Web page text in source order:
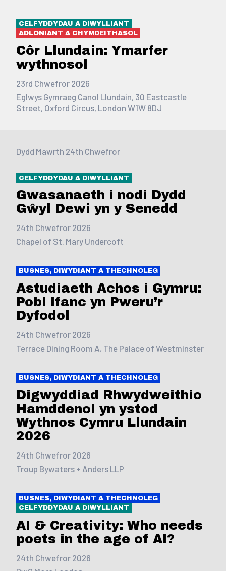
CELFYDDYDAU A DIWYLLIANT
ADLONIANT A CHYMDEITHASOL
Côr Llundain: Ymarfer
wythnosol
23rd Chwefror 2026
Eglwys Gymraeg Canol Llundain, 30 Eastcastle
Street, Oxford Circus, London W1W 8DJ
Dydd Mawrth 24th Chwefror
CELFYDDYDAU A DIWYLLIANT
Gwasanaeth i nodi Dydd
Gŵyl Dewi yn y Senedd
24th Chwefror 2026
Chapel of St. Mary Undercoft
BUSNES, DIWYDIANT A THECHNOLEG
Astudiaeth Achos i Gymru:
Pobl Ifanc yn Pweru’r
Dyfodol
24th Chwefror 2026
Terrace Dining Room A, The Palace of Westminster
BUSNES, DIWYDIANT A THECHNOLEG
Digwyddiad Rhwydweithio
Hamddenol yn ystod
Wythnos Cymru Llundain
2026
24th Chwefror 2026
Troup Bywaters + Anders LLP
BUSNES, DIWYDIANT A THECHNOLEG
CELFYDDYDAU A DIWYLLIANT
AI & Creativity: Who needs
poets in the age of AI?
24th Chwefror 2026